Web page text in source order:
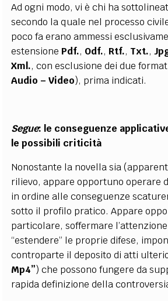
Ad ogni modo, vi è chi ha
secondo la quale nel processo
poco fa erano ammessi
estensione Pdf., Odf., Rtf., Txt.,
Xml., con esclusione dei due
Audio – Video), prima indicati.
Segue: le conseguenze
le possibili criticità
Nonostante la novella sia
rilievo, appare opportuno operare
in ordine alle conseguenze
sotto il profilo pratico. Appare
particolare, soffermare
“estendere” le proprie difese,
controparte il deposito di atti
Mp4”) che possono fungere da
rapida definizione della